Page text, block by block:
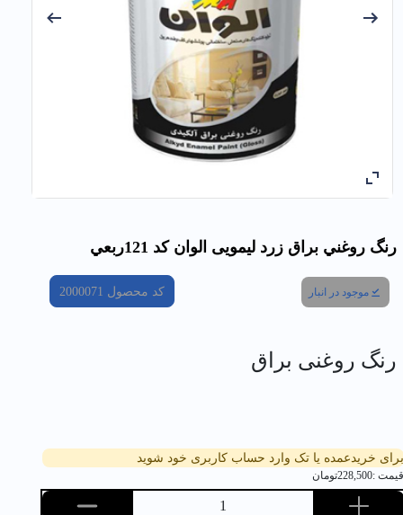
رنگ روغني براق زرد لیمویی الوان کد 121ربعي
موجود در انبار کد محصول 2000071
رنگ روغنی براق
برای خریدعمده یا تک وارد حساب کاربری خود شوید
قیمت :228,500تومان
1